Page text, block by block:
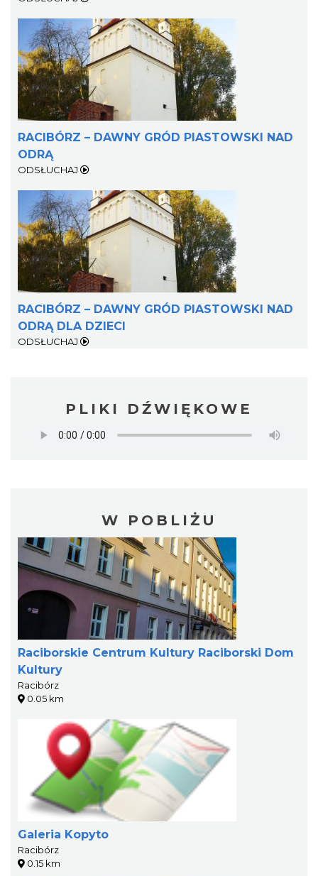
RACIBÓRZ – DAWNY GRÓD PIASTOWSKI NAD
ODRĄ
ODSŁUCHAJ
RACIBÓRZ – DAWNY GRÓD PIASTOWSKI NAD
ODRĄ DLA DZIECI
ODSŁUCHAJ
PLIKI DŹWIĘKOWE
W POBLIŻU
Raciborskie Centrum Kultury Raciborski Dom
Kultury
Racibórz
0.05 km
Galeria Kopyto
Racibórz
0.15 km